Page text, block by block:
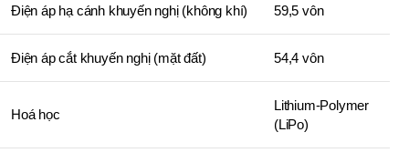
Điện áp hạ cánh khuyến nghị (không khí) 59,5 vôn
Điện áp cắt khuyến nghị (mặt đất) 54,4 vôn
Hoá học
Lithium-Polymer
(LiPo)